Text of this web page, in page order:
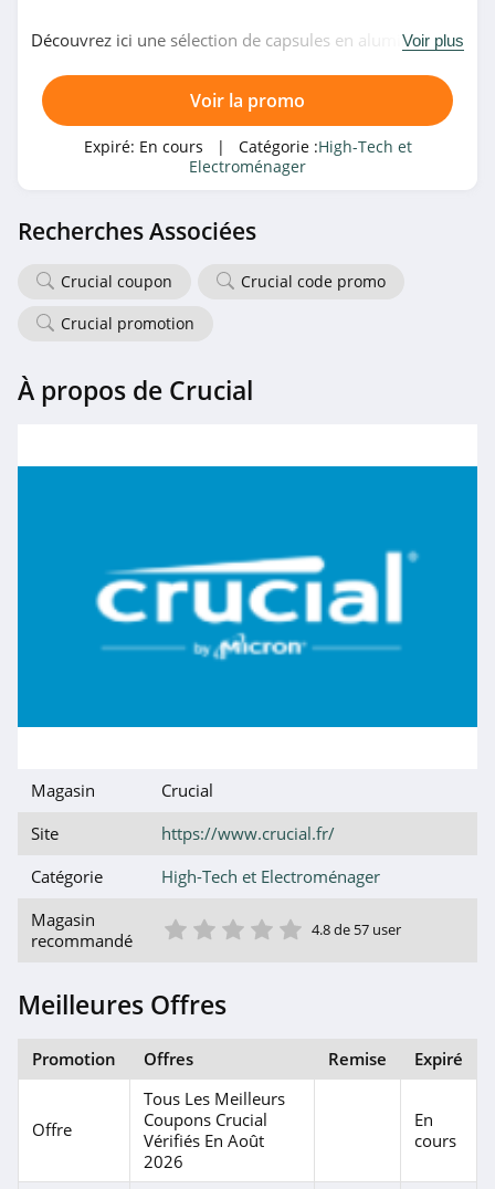
4.4
4.8
ASUS
MacWay
Topbiz
4.6
Cdiscount
Découvrez ici une sélection de capsules en aluminium
Voir plus
Voir la promo
Expiré: En cours | Catégorie :High-Tech et
Electroménager
Recherches Associées
Crucial coupon
Crucial code promo
Crucial promotion
À propos de Crucial
Magasin
Crucial
Site
https://www.crucial.fr/
Catégorie
High-Tech et Electroménager
Magasin
recommandé
5 étoile
4 étoile
3 étoile
2 étoile
1 étoile4.8 de 57 user
Meilleures Offres
Promotion Offres Remise Expiré
Offre
Tous Les Meilleurs
Coupons Crucial
Vérifiés En Août
2026
En
cours